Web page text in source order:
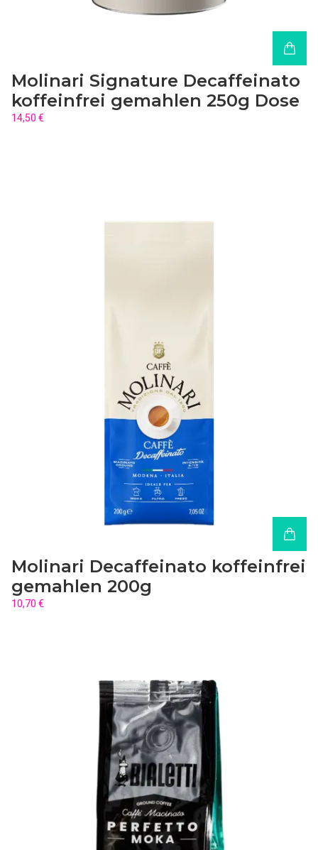
Molinari Signature Decaffeinato
koffeinfrei gemahlen 250g Dose
14,50 €
Molinari Decaffeinato koffeinfrei
gemahlen 200g
10,70 €